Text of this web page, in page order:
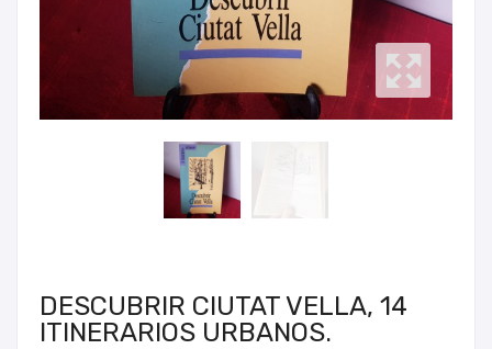
DESCUBRIR CIUTAT VELLA, 14
ITINERARIOS URBANOS.